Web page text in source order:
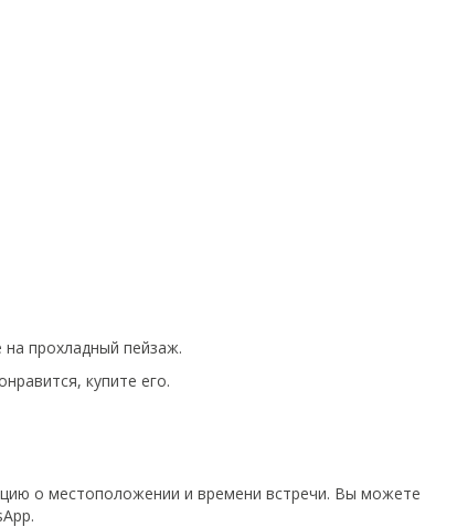
прохладный пейзаж.
купите его.
о местоположении и времени встречи. Вы можете